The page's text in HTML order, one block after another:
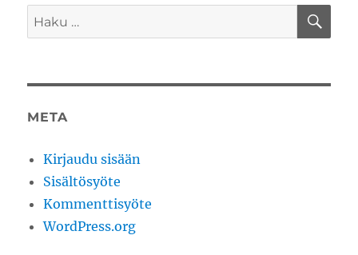
Etsi:
META
Kirjaudu sisään
Sisältösyöte
Kommenttisyöte
WordPress.org